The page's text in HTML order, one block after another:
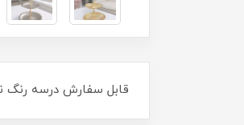
قابل سفارش درسه رنگ